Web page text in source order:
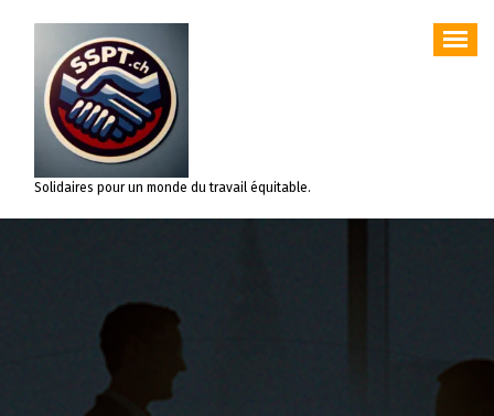
contenu
Solidaires pour un monde du travail équitable.